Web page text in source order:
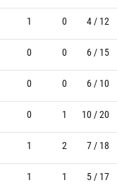
1 0 4 / 12
0 0 6 / 15
0 0 6 / 10
0 1 10 / 20
1 2 7 / 18
1 1 5 / 17